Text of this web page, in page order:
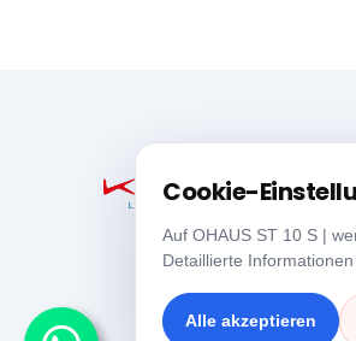
Cookie-
Auf OHAUS ST 10 S |
Detaillierte
Alle akzeptieren